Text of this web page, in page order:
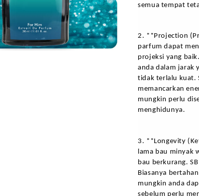
semua tempat
2. **Projection
parfum dapat
projeksi yang
anda dalam jarak
tidak terlalu kuat.
memancarkan
mungkin perlu
menghidunya.
3. **Longevity
lama bau minyak
bau berkurang.
Biasanya
mungkin anda
sebelum perlu